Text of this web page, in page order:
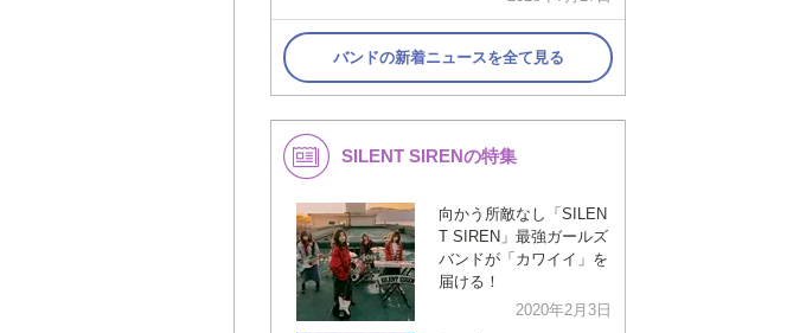
バンドの新着ニュースを全て見る
SILENT SIRENの特集
向かう所敵なし「SILEN
T SIREN」最強ガールズ
バンドが「カワイイ」を
届ける！
2020年2月3日